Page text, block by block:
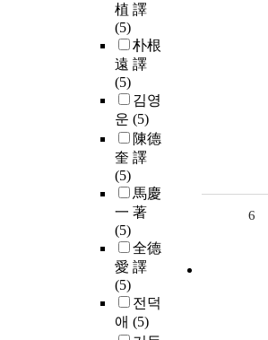
植 譯
(5)
朴根
遠 譯
(5)
김영
운 (5)
陳德
奎 譯
(5)
馬慶
一 著
(5)
全德
愛 譯
(5)
전덕
애 (5)
6